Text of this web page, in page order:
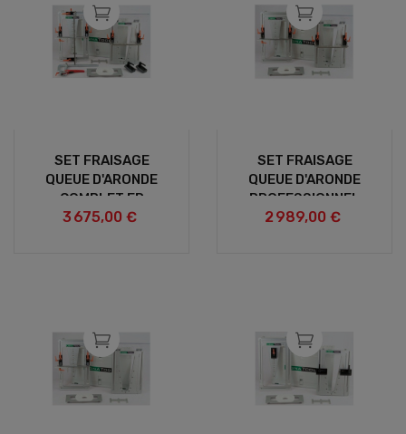
SET FRAISAGE
QUEUE D'ARONDE
COMPLET FR
3 675,00 €
SET FRAISAGE
QUEUE D'ARONDE
PROFESSIONNEL
FR
2 989,00 €